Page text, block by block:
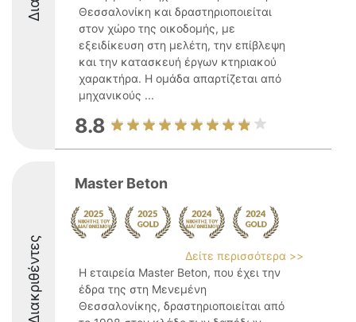
Θεσσαλονίκη και δραστηριοποιείται
στον χώρο της οικοδομής, με
εξειδίκευση στη μελέτη, την επίβλεψη
και την κατασκευή έργων κτηριακού
χαρακτήρα. Η ομάδα απαρτίζεται από
μηχανικούς ...
8.8
Διακριθέντες
Master Beton
Δείτε περισσότερα >>
Η εταιρεία Master Beton, που έχει την
έδρα της στη Μενεμένη
Θεσσαλονίκης, δραστηριοποιείται από